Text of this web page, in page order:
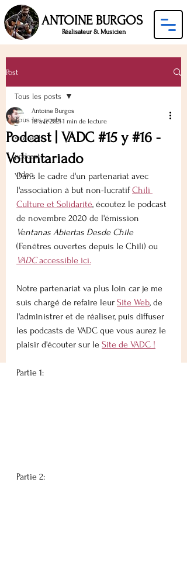
ANTOINE BURGOS
Réalisateur & Musicien
Post
Tous les posts
site web
podcast
video
Tous les posts
Podcast | VADC #15 y #16 -
Voluntariado
Antoine Burgos
18 avr. 2021 1 min de lecture
Dans le cadre d'un partenariat avec
l'association à but non-lucratif Chili
Culture et Solidarité, écoutez le podcast
de novembre 2020 de l'émission
Ventanas Abiertas Desde Chile
(Fenêtres ouvertes depuis le Chili) ou
VADC accessible ici.
Notre partenariat va plus loin car je me
suis chargé de refaire leur Site Web, de
l'administrer et de réaliser, puis diffuser
les podcasts de VADC que vous aurez le
plaisir d'écouter sur le Site de VADC !
Partie 1:
Partie 2: